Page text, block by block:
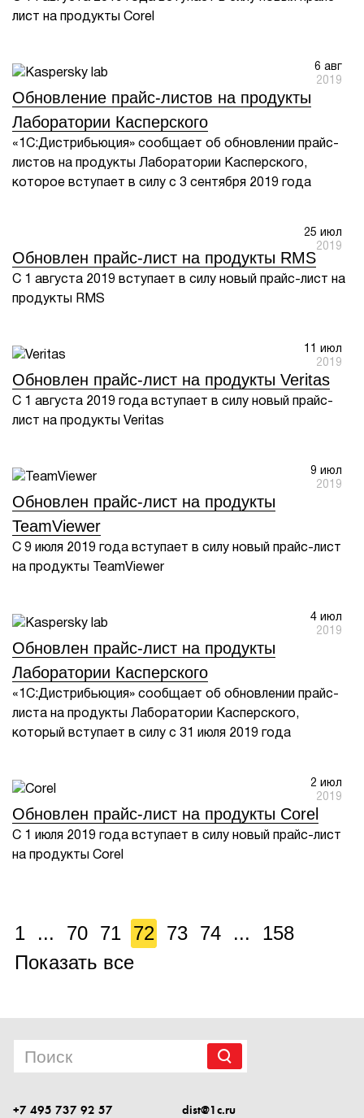
лист на продукты Corel
6 авг
2019
Обновление прайс-листов на продукты
Лаборатории Касперского
«1С:Дистрибьюция» сообщает об обновлении прайс-
листов на продукты Лаборатории Касперского,
которое вступает в силу с 3 сентября 2019 года
25 июл
2019
Обновлен прайс-лист на продукты RMS
С 1 августа 2019 вступает в силу новый прайс-лист на
продукты RMS
11 июл
2019
Обновлен прайс-лист на продукты Veritas
С 1 августа 2019 года вступает в силу новый прайс-
лист на продукты Veritas
9 июл
2019
Обновлен прайс-лист на продукты
TeamViewer
С 9 июля 2019 года вступает в силу новый прайс-лист
на продукты TeamViewer
4 июл
2019
Обновлен прайс-лист на продукты
Лаборатории Касперского
«1С:Дистрибьюция» сообщает об обновлении прайс-
листа на продукты Лаборатории Касперского,
который вступает в силу с 31 июля 2019 года
2 июл
2019
Обновлен прайс-лист на продукты Corel
С 1 июля 2019 года вступает в силу новый прайс-лист
на продукты Corel
1 ... 70 71 72 73 74 ...
158
Показать все
+7 495 737 92 57 dist@1c.ru